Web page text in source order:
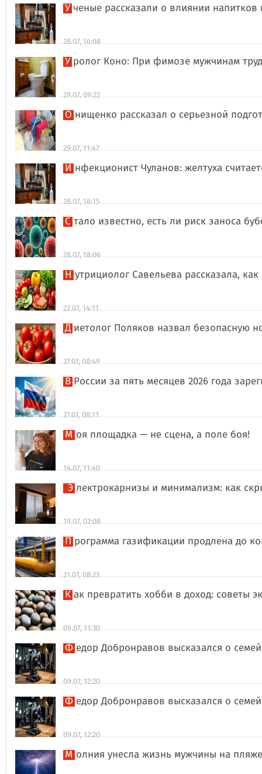
Ученые рассказали о влиянии
28.07, 16:08
Уролог Коно: При фимозе мужчинам
29.07, 09:22
Онищенко рассказал о серьезной
29.07, 11:47
Инфекционист Чуланов: желтуха
28.07, 18:15
Стало известно, есть ли риск заноса
28.07, 18:06
Нутрициолог Савельева рассказала,
22.07, 14:11
Диетолог Поляков назвал безопасную
27.07, 08:49
В России за пять месяцев 2026 года
27.07, 08:11
Моя площадка — не сцена, а поле боя!
14.07, 11:40
Электрокарнизы и минимализм: как
19.07, 02:08
Программа газификации продлена до
21.07, 08:23
Как превратить хобби в доход: советы
09.07, 11:30
Федор Добронравов высказался о
09.07, 12:20
Федор Добронравов высказался о
09.07, 12:20
Молния унесла жизнь мужчины на